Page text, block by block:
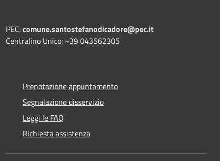
PEC:comune.santostefanodicadore@pec.it
Centralino Unico: +39 043562305
Prenotazione appuntamento
Segnalazione disservizio
Leggi le FAQ
Richiesta assistenza